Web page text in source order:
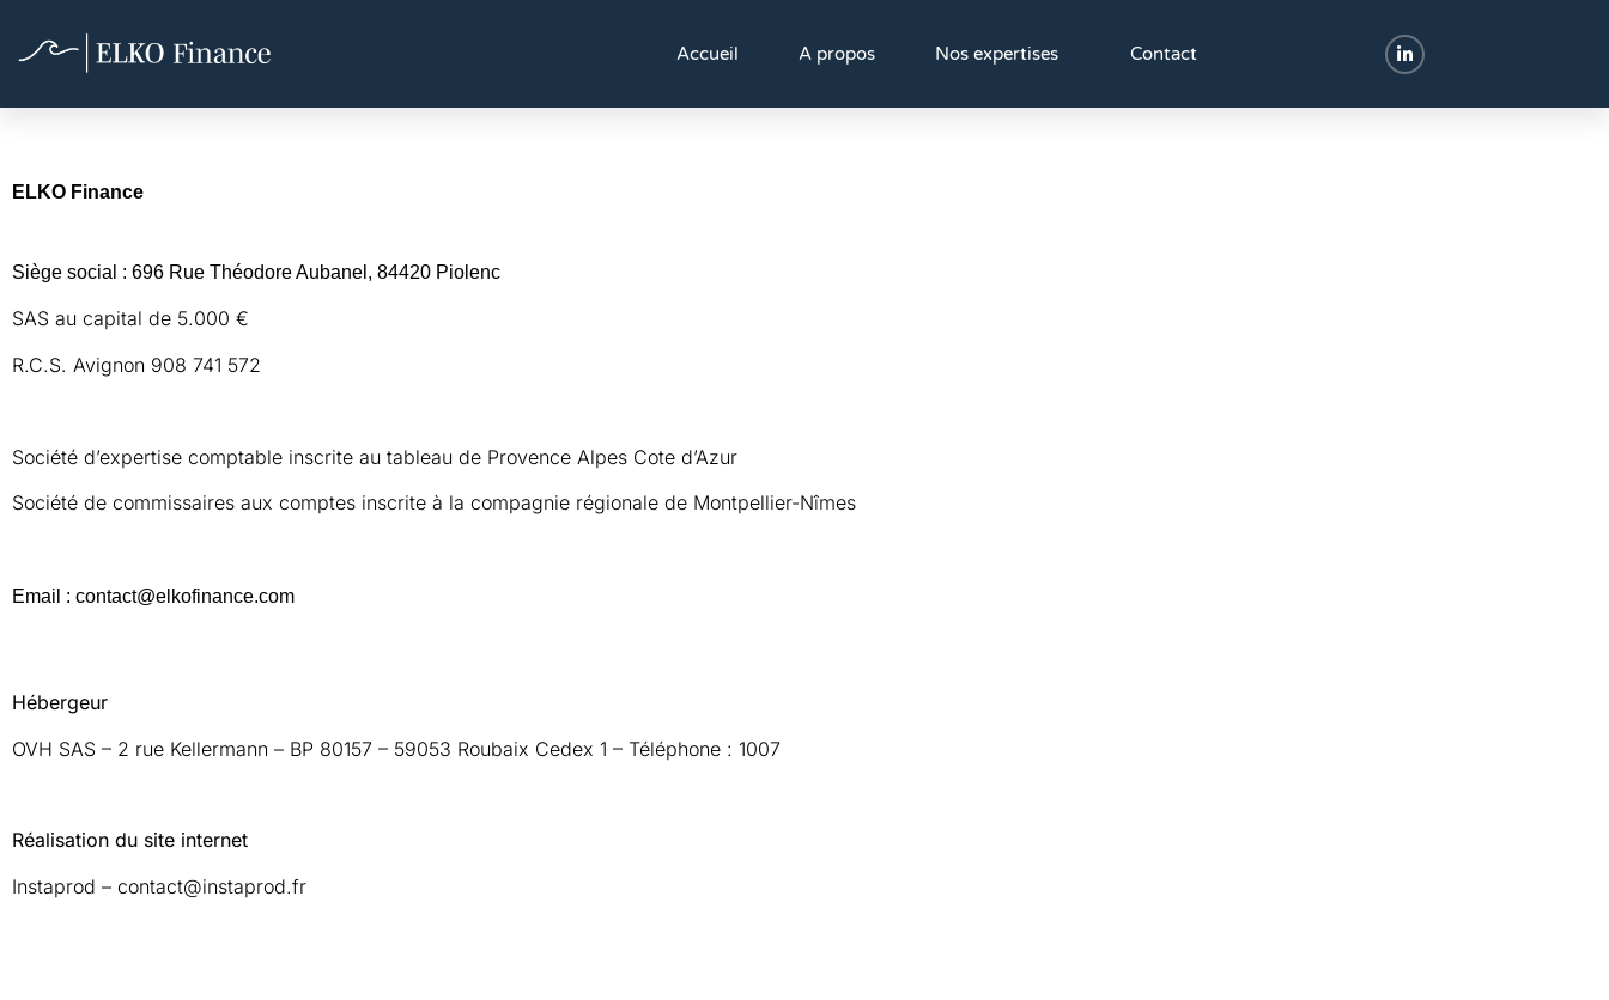
Accueil A propos Nos expertises Contact
Mentions légales
ELKO Finance
Siège social : 696 Rue Théodore Aubanel, 84420 Piolenc
SAS au capital de 5.000 €
R.C.S. Avignon 908 741 572
Société d’expertise comptable inscrite au tableau de Provence Alpes Cote d’Azur
Société de commissaires aux comptes inscrite à la compagnie régionale de Montpellier-Nîmes
Email : contact@elkofinance.com
Hébergeur
OVH SAS – 2 rue Kellermann – BP 80157 – 59053 Roubaix Cedex 1 – Téléphone : 1007
Réalisation du site internet
Instaprod – contact@instaprod.fr